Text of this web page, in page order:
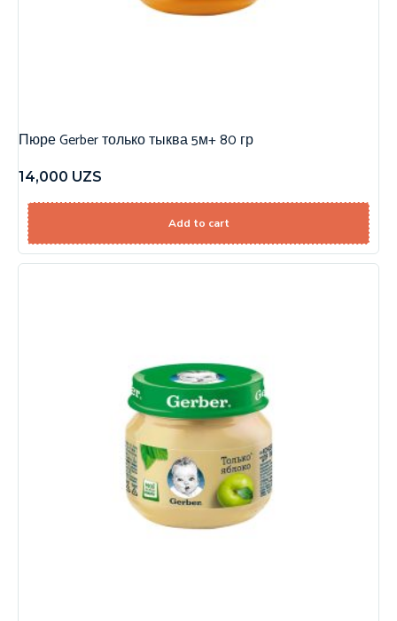
Пюре Gerber только тыква 5м+ 80 гр
14,000 UZS
Add to cart